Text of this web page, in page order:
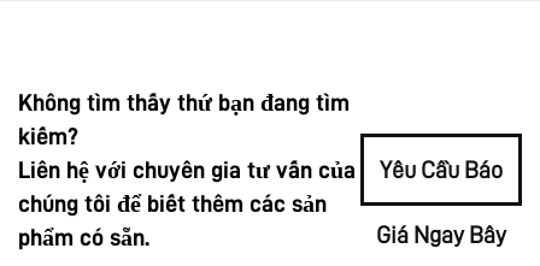
Không tìm thấy thứ bạn đang tìm
kiếm?
Liên hệ với chuyên gia tư vấn của
chúng tôi để biết thêm các sản
phẩm có sẵn.
Yêu Cầu Báo
Giá Ngay Bây